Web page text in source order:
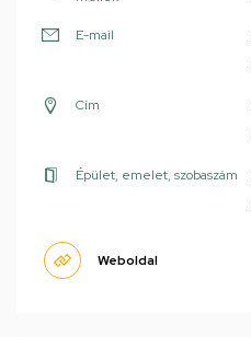
E-mail
Cím
Épület, emelet, szobaszám
Weboldal